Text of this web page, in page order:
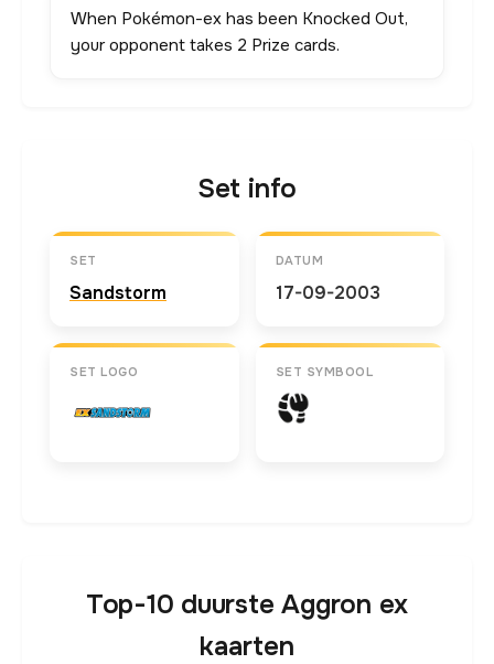
When Pokémon-ex has been Knocked Out,
your opponent takes 2 Prize cards.
Set info
SET
Sandstorm
DATUM
17-09-2003
SET LOGO SET SYMBOOL
Top-10 duurste Aggron ex
kaarten